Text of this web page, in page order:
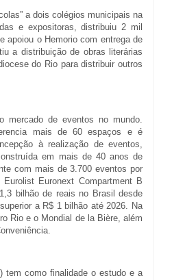
a dois colégios municipais na
e expositoras, distribuiu 2 mil
apoiou o Hemorio com entrega de
a distribuição de obras literárias
do Rio para distribuir outros
mercado de eventos no mundo.
mais de 60 espaços e é
à realização de eventos,
em mais de 40 anos de
com mais de 3.700 eventos por
Euronext Compartment B
bilhão de reais no Brasil desde
a R$ 1 bilhão até 2026. Na
Rio e o Mondial de la Bière, além
tem como finalidade o estudo e a